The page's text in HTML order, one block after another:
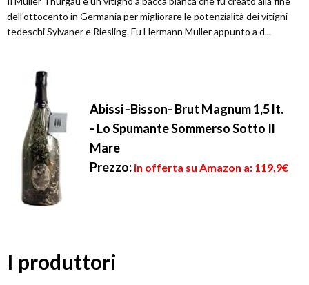
dell'ottocento in Germania per migliorare le potenzialità dei vitigni
tedeschi Sylvaner e Riesling. Fu Hermann Muller appunto a d...
Abissi -Bisson- Brut Magnum 1,5 lt.
- Lo Spumante Sommerso Sotto Il
Mare
Prezzo: in offerta su Amazon a: 119,9€
I produttori